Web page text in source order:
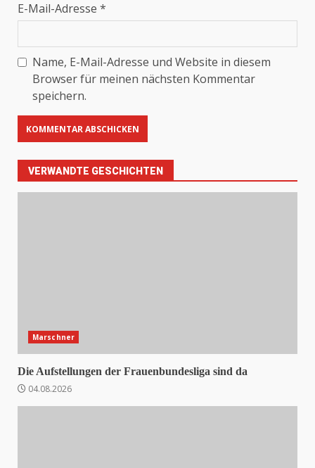
E-Mail-Adresse *
Name, E-Mail-Adresse und Website in diesem
Browser für meinen nächsten Kommentar
speichern.
VERWANDTE GESCHICHTEN
Marschner
Die Aufstellungen der Frauenbundesliga sind da
04.08.2026